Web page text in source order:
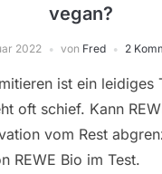
vegan?
2022 von Fred 2
ist ein leidiges
oft schief. Kann
vom Rest
REWE Bio im Test.